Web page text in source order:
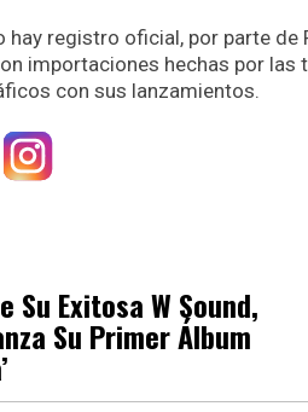
hay registro oficial, por parte
importaciones hechas por las
con sus lanzamientos.
Su Exitosa W Sound,
Su Primer Álbum